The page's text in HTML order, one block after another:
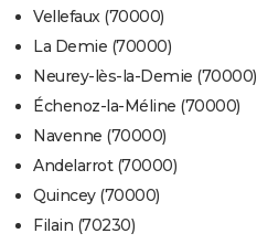
Vellefaux (70000)
La Demie (70000)
Neurey-lès-la-Demie (70000)
Échenoz-la-Méline (70000)
Navenne (70000)
Andelarrot (70000)
Quincey (70000)
Filain (70230)